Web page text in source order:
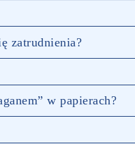
zatrudnienia?
w papierach?